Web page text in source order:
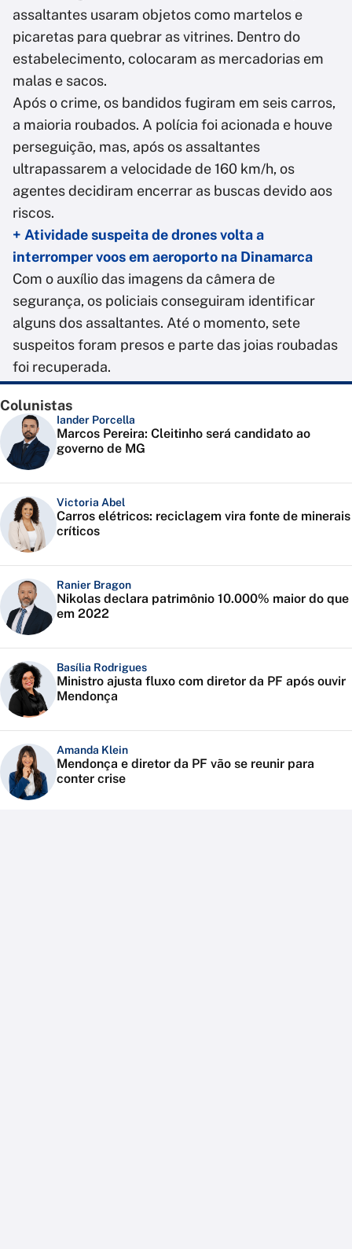
assaltantes usaram objetos como martelos e
picaretas para quebrar as vitrines. Dentro do
estabelecimento, colocaram as mercadorias em
malas e sacos.
Após o crime, os bandidos fugiram em seis carros,
a maioria roubados. A polícia foi acionada e houve
perseguição, mas, após os assaltantes
ultrapassarem a velocidade de 160 km/h, os
agentes decidiram encerrar as buscas devido aos
riscos.
+ Atividade suspeita de drones volta a
interromper voos em aeroporto na Dinamarca
Com o auxílio das imagens da câmera de
segurança, os policiais conseguiram identificar
alguns dos assaltantes. Até o momento, sete
suspeitos foram presos e parte das joias roubadas
foi recuperada.
Colunistas
Iander Porcella
Marcos Pereira: Cleitinho será candidato ao
governo de MG
Victoria Abel
Carros elétricos: reciclagem vira fonte de minerais
críticos
Ranier Bragon
Nikolas declara patrimônio 10.000% maior do que
em 2022
Basília Rodrigues
Ministro ajusta fluxo com diretor da PF após ouvir
Mendonça
Amanda Klein
Mendonça e diretor da PF vão se reunir para
conter crise